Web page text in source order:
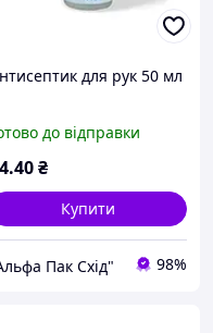
для рук 50 мл
до відправки
.40₴
Купити
Пак Cхід" 98%